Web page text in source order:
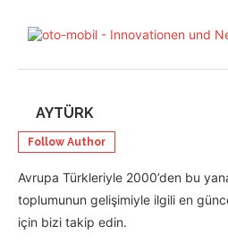
AYTÜRK
Follow Author
Avrupa Türkleriyle 2000’den bu
toplumunun gelişimiyle ilgili en
için bizi takip edin.